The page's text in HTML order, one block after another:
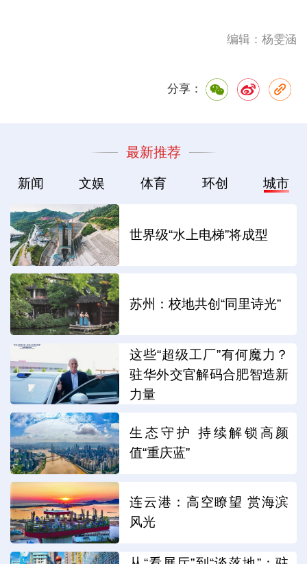
编辑：杨雯涵
分享：
最新推荐
新闻 文娱 体育 环创 城市
世界级“水上电梯”将成型
苏州：校地共创“同里诗光”
这些“超级工厂”有何魔力？
驻华外交官解码合肥智造新
力量
生态守护 持续解锁高颜
值“重庆蓝”
连云港：高空瞭望 赏海滨
风光